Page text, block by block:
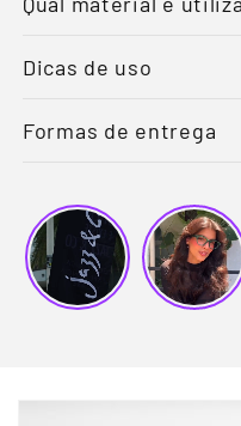
Dicas de uso
Formas de entrega